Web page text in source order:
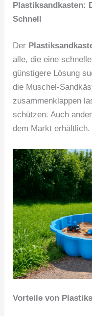
Plastiksandkasten:
Schnell
Der
alle, die eine
günstigere Lösung
die Muschel-
zusammenklappen
schützen. Auch
dem Markt erhältlich.
Vorteile von